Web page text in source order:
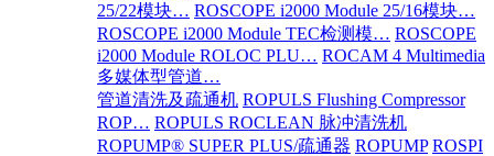
25/22模块… ROSCOPE i2000 Module 25/16模块…
ROSCOPE i2000 Module TEC检测模… ROSCOPE
i2000 Module ROLOC PLU… ROCAM 4 Multimedia
多媒体型管道…
管道清洗及疏通机 ROPULS Flushing Compressor
ROP… ROPULS ROCLEAN 脉冲清洗机
ROPUMP® SUPER PLUS/疏通器 ROPUMP ROSPI